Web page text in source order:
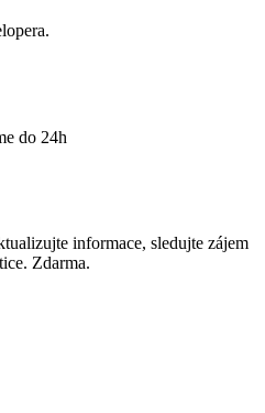
do 24h
informace, sledujte zájem
Zdarma.